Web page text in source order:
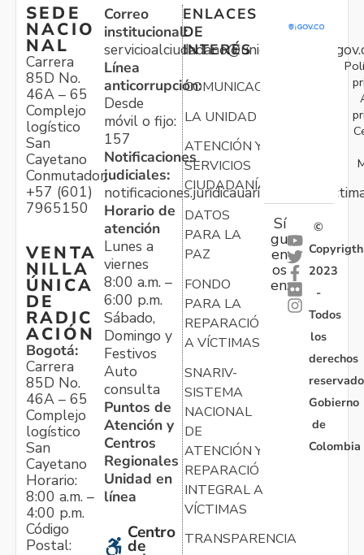
SEDE
NACIO
NAL
Carrera
85D No.
46A – 65
Complejo
logístico
San
Cayetano
Conmutador:
+57 (601)
7965150
VENTA
NILLA
ÚNICA
DE
RADIC
ACIÓN
Bogotá:
Carrera
85D No.
46A – 65
Complejo
logístico
San
Cayetano
Horario:
8:00 a.m. –
4:00 p.m.
Código
Postal:
Correo
institucional:
Línea
anticorrupción:
Desde
móvil o fijo:
157
Notificaciones
judiciales:
Horario de
atención
Lunes a
viernes
8:00 a.m. –
6:00 p.m.
Sábado,
Domingo y
Festivos
Auto
consulta
Puntos de
Atención y
Centros
Regionales
Unidad en
línea
Centro
de
ENLACES
DE
INTERÉS
COMUNICACIONES
LA UNIDAD
ATENCIÓN Y
SERVICIOS
CIUDADANÍA
DATOS
PARA LA
PAZ
FONDO
PARA LA
REPARACIÓN
A VÍCTIMAS
SNARIV-
SISTEMA
NACIONAL
DE
ATENCIÓN Y
REPARACIÓN
INTEGRAL A
VÍCTIMAS
TRANSPARENCIA
Sí
gu
en
os
en:
©
Copyrigth
2023
-
Todos
los
derechos
Gobierno
de
Colombia